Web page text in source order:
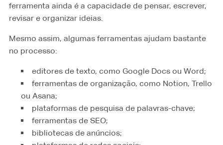
ferramenta ainda é a capacidade de pensar, escrever,
revisar e organizar ideias.
Mesmo assim, algumas ferramentas ajudam bastante
no processo:
editores de texto, como Google Docs ou Word;
ferramentas de organização, como Notion, Trello
ou Asana;
plataformas de pesquisa de palavras-chave;
ferramentas de SEO;
bibliotecas de anúncios;